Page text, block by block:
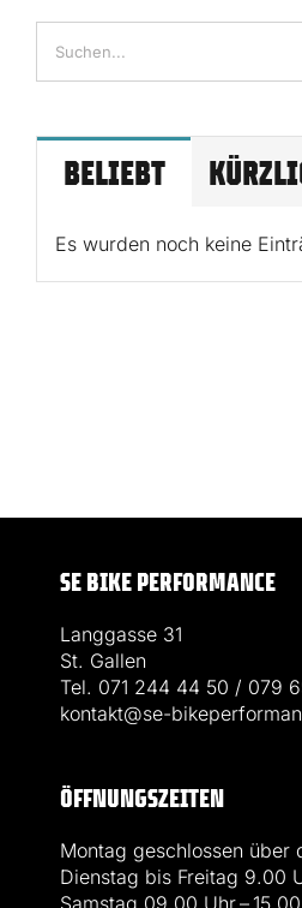
nach:
BELIEBT
Es wurden noch keine
SE BIKE PERFORMANCE
Langgasse 31
St. Gallen
Tel. 071 244 44 50 / 079
kontakt@se-
ÖFFNUNGSZEITEN
Montag geschlossen über
Dienstag bis Freitag 9.00